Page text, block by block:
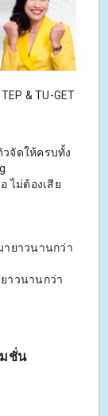
& TU-GET
วจัดให้ครบทั้ง
ไม่ต้องเสีย
ยาวนานกว่า
าวนานกว่า
ชั่น